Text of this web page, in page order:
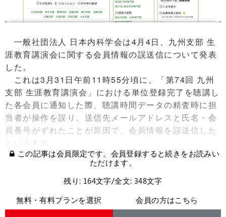
一般社団法人 日本内科学会は4月4日、九州支部 生
涯教育講演会に関する会員情報の誤送信について発表
した。
これは3月31日午前11時55分頃に、「第74回 九州
支部 生涯教育講演会」における単位登録完了を聴講し
た各会員に通知した際、聴講時間データの精査時に担
当者が操作を誤り、送信先メールアドレスと氏名・会
員番号がずれたことが原因で、会員情報を誤送信した
というもの。
この記事は会員限定です。会員登録すると続きをお読みい
ただけます。
残り: 164文字/全文: 348文字
無料・有料プランを選択
会員の方はこちら